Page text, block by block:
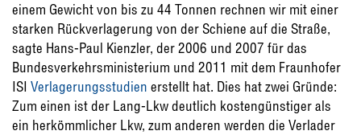
einem Gewicht von bis zu 44 Tonnen rechnen wir mit einer
starken Rückverlagerung von der Schiene auf die Straße,
sagte Hans-Paul Kienzler, der 2006 und 2007 für das
Bundesverkehrsministerium und 2011 mit dem Fraunhofer
ISI Verlagerungsstudien erstellt hat. Dies hat zwei Gründe:
Zum einen ist der Lang-Lkw deutlich kostengünstiger als
ein herkömmlicher Lkw, zum anderen werden die Verlader